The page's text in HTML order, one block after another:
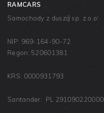
RAMCARS
Samochody z duszą sp. z.o.o.
NIP: 969-164-90-72
Regon: 520601381
KRS: 0000931793
Santander: PL